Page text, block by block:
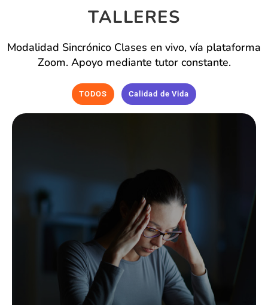
TALLERES
Modalidad Sincrónico Clases en vivo, vía plataforma
Zoom. Apoyo mediante tutor constante.
TODOS Calidad de Vida